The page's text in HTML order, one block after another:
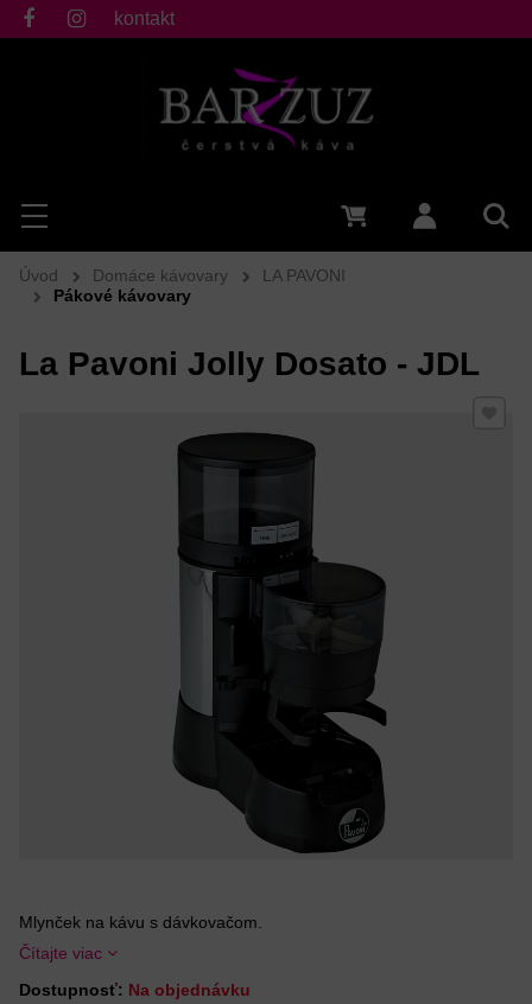
Hľadať
Menu Prihlásiť
fb ig
kontakt
Úvod Domáce kávovary
LA PAVONI
Pákové kávovary
La Pavoni Jolly Dosato - JDL
Mlynček na kávu s dávkovačom.
Čítajte viac
Dostupnosť: Na objednávku